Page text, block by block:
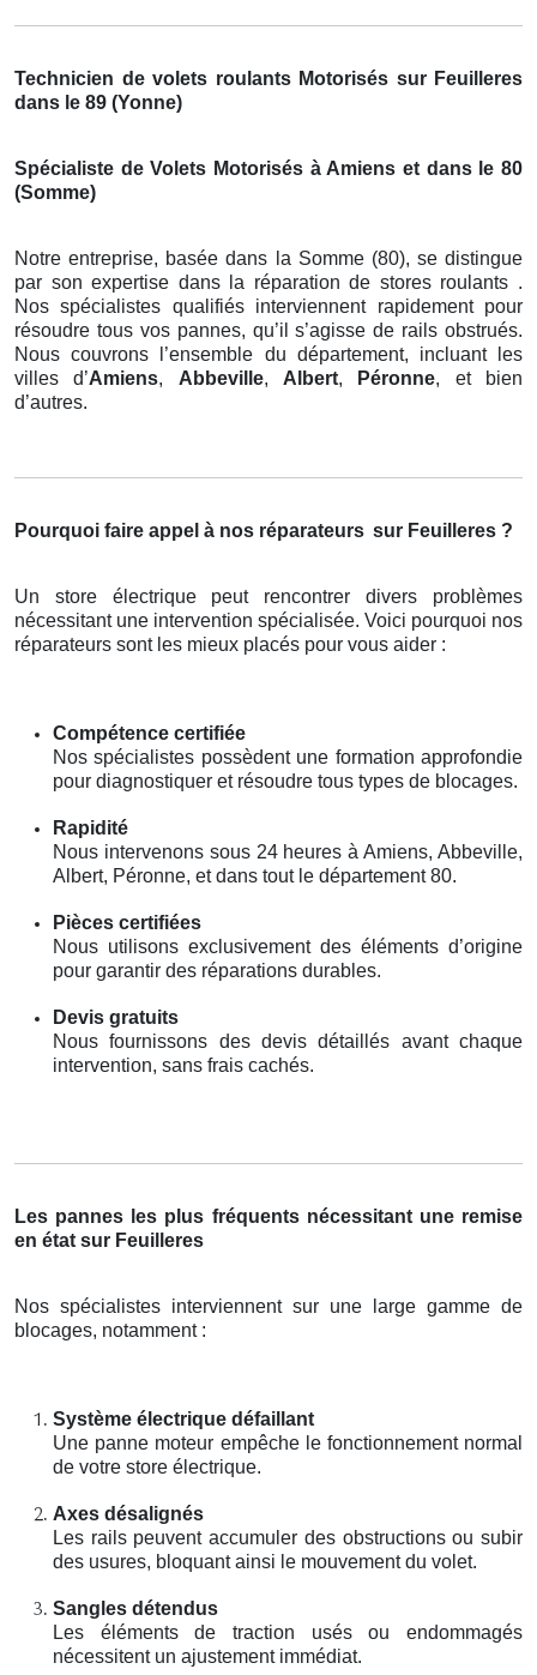
Technicien de volets roulants Motorisés sur Feuilleres
dans le 89 (Yonne)
Spécialiste de Volets Motorisés à Amiens et dans le 80
(Somme)
Notre entreprise, basée dans la Somme (80), se distingue
par son expertise dans la réparation de stores roulants .
Nos spécialistes qualifiés interviennent rapidement pour
résoudre tous vos pannes, qu’il s’agisse de rails obstrués.
Nous couvrons l’ensemble du département, incluant les
villes d’Amiens, Abbeville, Albert, Péronne, et bien
d’autres.
Pourquoi faire appel à nos réparateurs sur Feuilleres ?
Un store électrique peut rencontrer divers problèmes
nécessitant une intervention spécialisée. Voici pourquoi nos
réparateurs sont les mieux placés pour vous aider :
Compétence certifiée
Nos spécialistes possèdent une formation approfondie
pour diagnostiquer et résoudre tous types de blocages.
Rapidité
Nous intervenons sous 24 heures à Amiens, Abbeville,
Albert, Péronne, et dans tout le département 80.
Pièces certifiées
Nous utilisons exclusivement des éléments d’origine
pour garantir des réparations durables.
Devis gratuits
Nous fournissons des devis détaillés avant chaque
intervention, sans frais cachés.
Les pannes les plus fréquents nécessitant une remise
en état sur Feuilleres
Nos spécialistes interviennent sur une large gamme de
blocages, notamment :
Système électrique défaillant
Une panne moteur empêche le fonctionnement normal
de votre store électrique.
Axes désalignés
Les rails peuvent accumuler des obstructions ou subir
des usures, bloquant ainsi le mouvement du volet.
Sangles détendus
Les éléments de traction usés ou endommagés
nécessitent un ajustement immédiat.